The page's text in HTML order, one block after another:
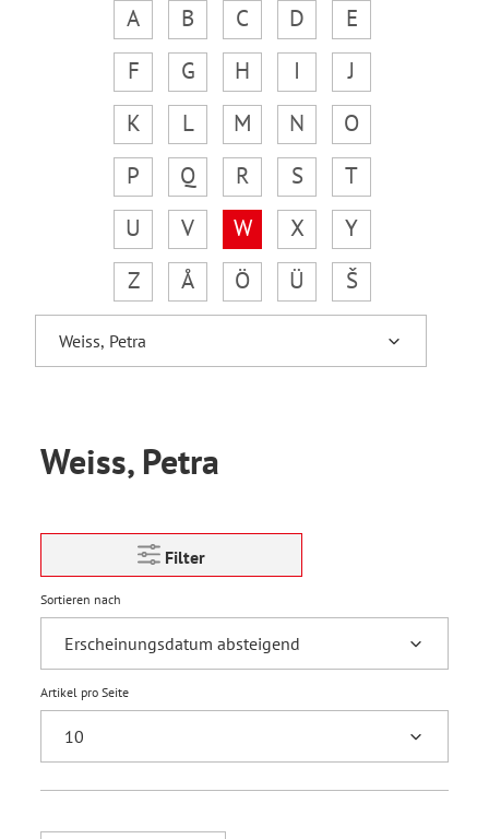
A B C D
E
F
G H I
J
K
L M N
O
P
Q R S
T
U
V W X
Y
Z
Å Ö Ü Š
Weiss, Petra
Filter
Sortieren nach
Artikel pro Seite